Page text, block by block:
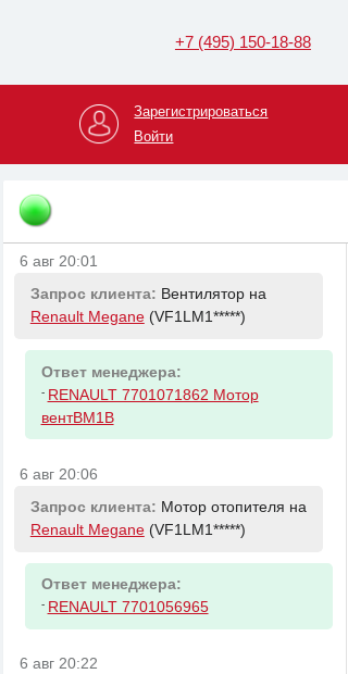
+7 (495) 150-18-88
Зарегистрироваться
Войти
Запрос клиента:Фильтр масляный
Haval F7 (XZGFF0*****)
-2-й вариант ( по VIN е определяется)
6 авг 20:01
Запрос клиента: Вентилятор на
Renault Megane(VF1LM1*****)
Ответ менеджера:
- RENAULT 7701071862 Мотор
вентBM1B
6 авг 20:06
Запрос клиента: Мотор отопителя на
Renault Megane(VF1LM1*****)
Ответ менеджера:
- RENAULT 7701056965
6 авг 20:22